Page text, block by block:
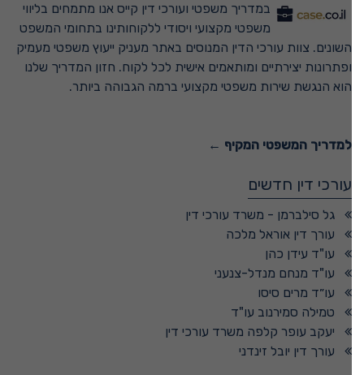
במדריך משפטי ועורכי דין קייס אנו מתמחים בליווי
משפטי מקצועי ויסודי ללקוחותינו בתחומי המשפט
השונים. צוות עורכי הדין המנוסים באתר מעניק ייעוץ משפטי מעמיק
ופתרונות יצירתיים ומותאמים אישית לכל לקוח. חזון המדריך שלנו
הוא הנגשת שירות משפטי מקצועי ברמה הגבוהה ביותר.
למדריך המשפטי המקיף ←
עורכי דין חדשים
גל סילברמן - משרד עורכי דין
עורך דין אוראל מלכה
עו"ד עידן כהן
עו"ד מנחם מנדל-צנעני
עו״ד מרים סיסו
טמילה סמירנוב עו"ד
יעקב עופר קלפה משרד עורכי דין
עורך דין יובל זינדני